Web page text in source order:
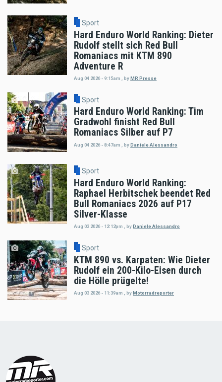
Sport
Hard Enduro World Ranking: Dieter
Rudolf stellt sich Red Bull
Romaniacs mit KTM 890
Adventure R
Aug 04 2026 - 9:15am byMR Presse
Sport
Hard Enduro World Ranking: Tim
Gradwohl finisht Red Bull
Romaniacs Silber auf P7
Aug 04 2026 - 8:47am byDaniele Alessandro
Sport
Hard Enduro World Ranking:
Raphael Herbitschek beendet Red
Bull Romaniacs 2026 auf P17
Silver-Klasse
Aug 03 2026 - 12:12pm , by Daniele Alessandro
Sport
KTM 890 vs. Karpaten: Wie Dieter
Rudolf ein 200-Kilo-Eisen durch
die Hölle prügelte!
Aug 03 2026 - 11:39am byMotorradreporter